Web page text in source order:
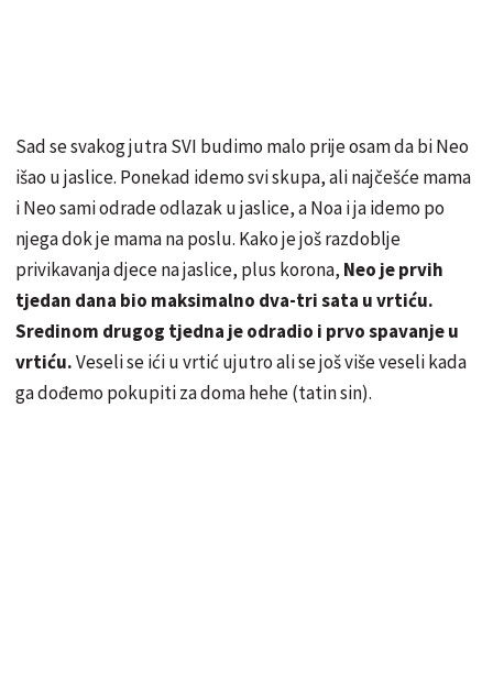
Sad se svakog jutra SVI budimo malo prije osam da bi Neo
išao u jaslice. Ponekad idemo svi skupa, ali najčešće mama
i Neo sami odrade odlazak u jaslice, a Noa i ja idemo po
njega dok je mama na poslu. Kako je još razdoblje
privikavanja djece na jaslice, plus korona, Neo je prvih
tjedan dana bio maksimalno dva-tri sata u vrtiću.
Sredinom drugog tjedna je odradio i prvo spavanje u
vrtiću.Veseli se ići u vrtić ujutro ali se još više veseli kada
ga dođemo pokupiti za doma hehe (tatin sin).